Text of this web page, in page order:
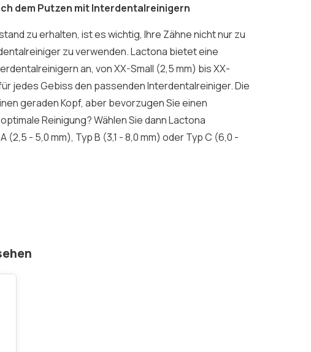
dem Putzen mit Interdentalreinigern
zu erhalten, ist es wichtig, Ihre Zähne nicht nur zu
zu verwenden. Lactona bietet eine
an, von XX-Small (2,5 mm) bis XX-
jedes Gebiss den passenden Interdentalreiniger. Die
geraden Kopf, aber bevorzugen Sie einen
Reinigung? Wählen Sie dann Lactona
(2,5 - 5,0 mm), Typ B (3,1 - 8,0 mm) oder Typ C (6,0 -